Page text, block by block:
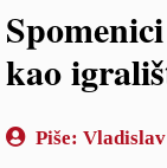
kao
Piše: